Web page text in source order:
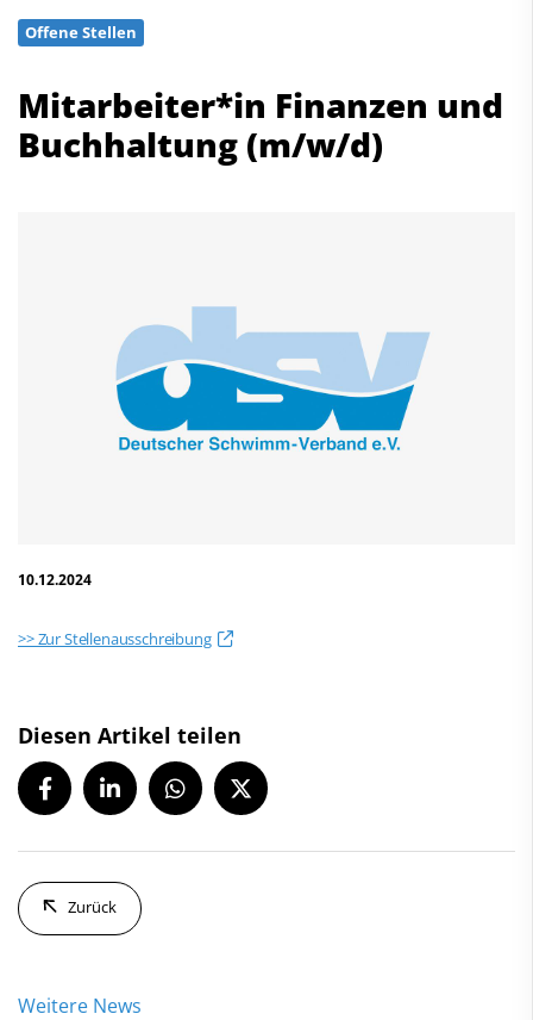
Offene Stellen
Mitarbeiter*in Finanzen und
Buchhaltung (m/w/d)
10.12.2024
>> Zur Stellenausschreibung
Diesen Artikel teilen
Zurück
Weitere News
Schwimmen
Wasserspringen
Wasserball
Synchronschwimmen
Fax: +49 561 94083-15
info@dsv.de